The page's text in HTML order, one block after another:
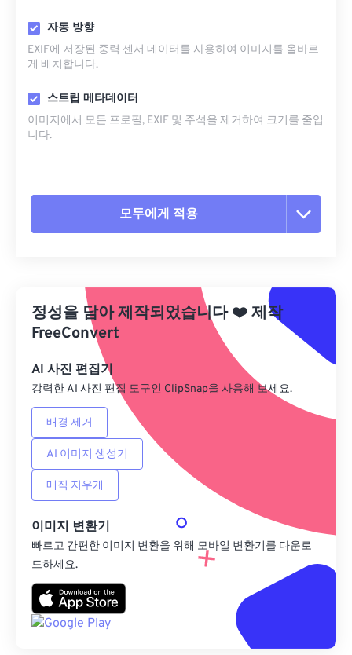
자동 방향
EXIF에 저장된 중력 센서 데이터를 사용하여 이미지를 올바르
게 배치합니다.
스트립 메타데이터
이미지에서 모든 프로필, EXIF ​​및 주석을 제거하여 크기를 줄입
니다.
모두에게 적용
사전 설정에서 적용
사전 설정으로 저장
정성을 담아 제작되었습니다❤️제작
FreeConvert
AI 사진 편집기
강력한 AI 사진 편집 도구인 ClipSnap을 사용해 보세요.
배경 제거
AI 이미지 생성기
매직 지우개
이미지 변환기
빠르고 간편한 이미지 변환을 위해 모바일 변환기를 다운로
드하세요.